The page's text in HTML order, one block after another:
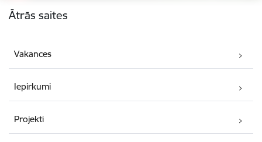
Ātrās saites
Vakances
Iepirkumi
Projekti